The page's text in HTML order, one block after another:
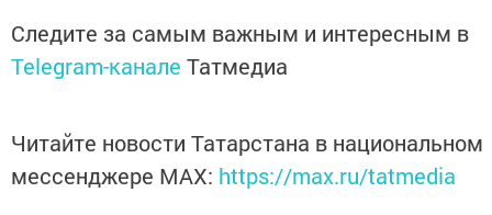
Следите за самым важным и интересным в
Telegram-канале Татмедиа
Читайте новости Татарстана в национальном
мессенджере MАХ: https://max.ru/tatmedia